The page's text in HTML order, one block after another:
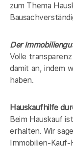
zum Thema
Der
Volle
damit an, indem
haben.
Hauskaufhilfe
Beim Hauskauf
erhalten. Wir
Immobilien-